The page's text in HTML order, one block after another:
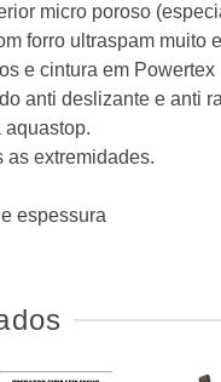
micro poroso
forro ultraspam muito
e cintura em Powertex
anti deslizante e anti
aquastop.
as extremidades.
espessura